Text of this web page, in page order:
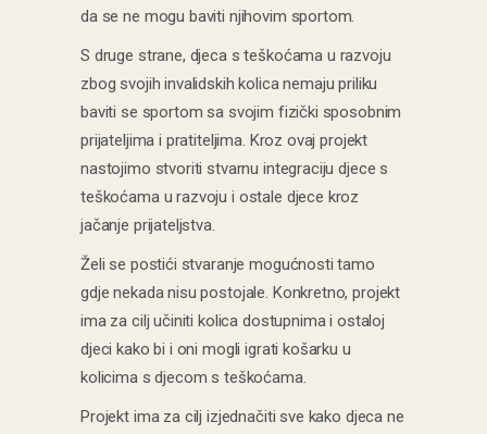
da se ne mogu baviti njihovim sportom.
S druge strane, djeca s teškoćama u razvoju
zbog svojih invalidskih kolica nemaju priliku
baviti se sportom sa svojim fizički sposobnim
prijateljima i pratiteljima. Kroz ovaj projekt
nastojimo stvoriti stvarnu integraciju djece s
teškoćama u razvoju i ostale djece kroz
jačanje prijateljstva.
Želi se postići stvaranje mogućnosti tamo
gdje nekada nisu postojale. Konkretno, projekt
ima za cilj učiniti kolica dostupnima i ostaloj
djeci kako bi i oni mogli igrati košarku u
kolicima s djecom s teškoćama.
Projekt ima za cilj izjednačiti sve kako djeca ne